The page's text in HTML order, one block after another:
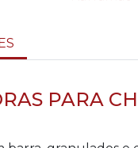
PARA